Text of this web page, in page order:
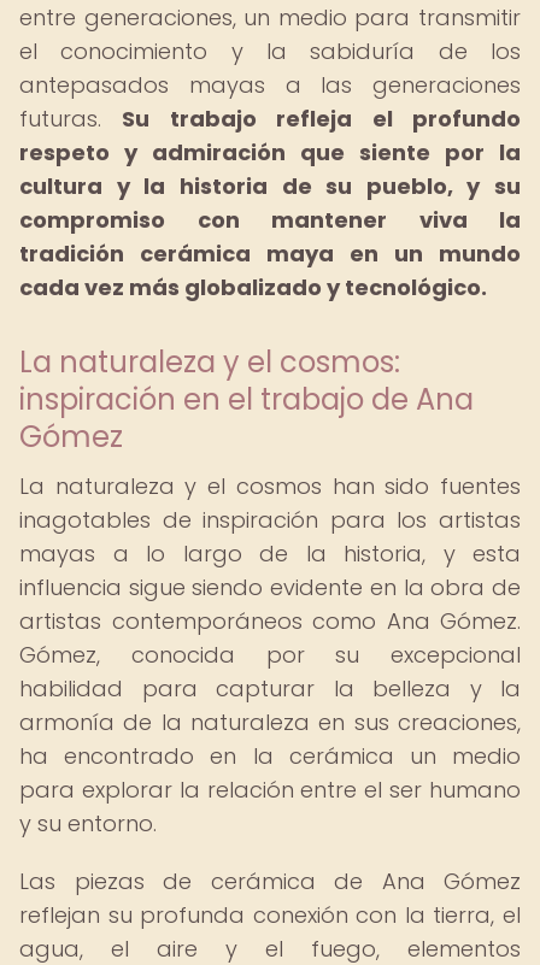
entre generaciones, un medio para transmitir
el conocimiento y la sabiduría de los
antepasados mayas a las generaciones
futuras. Su trabajo refleja el profundo
respeto y admiración que siente por la
cultura y la historia de su pueblo, y su
compromiso con mantener viva la
tradición cerámica maya en un mundo
cada vez más globalizado y tecnológico.
La naturaleza y el cosmos:
inspiración en el trabajo de Ana
Gómez
La naturaleza y el cosmos han sido fuentes
inagotables de inspiración para los artistas
mayas a lo largo de la historia, y esta
influencia sigue siendo evidente en la obra de
artistas contemporáneos como Ana Gómez.
Gómez, conocida por su excepcional
habilidad para capturar la belleza y la
armonía de la naturaleza en sus creaciones,
ha encontrado en la cerámica un medio
para explorar la relación entre el ser humano
y su entorno.
Las piezas de cerámica de Ana Gómez
reflejan su profunda conexión con la tierra, el
agua, el aire y el fuego, elementos